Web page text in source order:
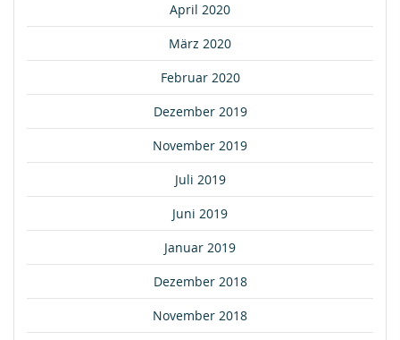
April 2020
März 2020
Februar 2020
Dezember 2019
November 2019
Juli 2019
Juni 2019
Januar 2019
Dezember 2018
November 2018